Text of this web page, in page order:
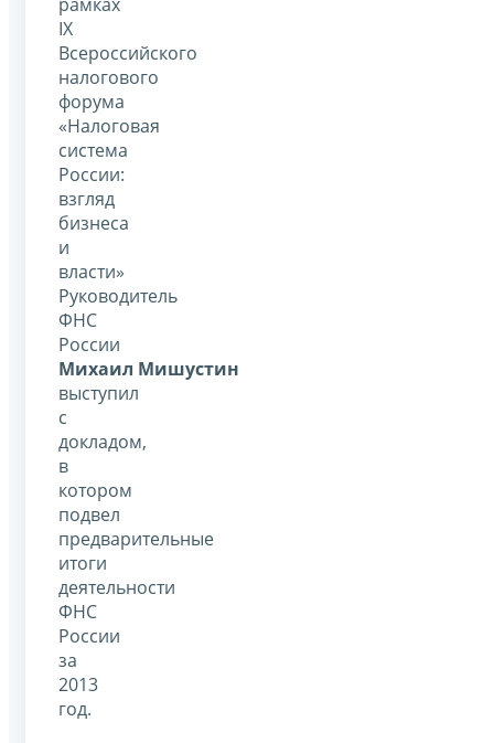
IX
Всероссийского
налогового
форума
«Налоговая
система
России:
взгляд
бизнеса
и
власти»
Руководитель
ФНС
России
Михаил Мишустин
выступил
с
докладом,
в
котором
подвел
предварительные
итоги
деятельности
ФНС
России
за
2013
год.